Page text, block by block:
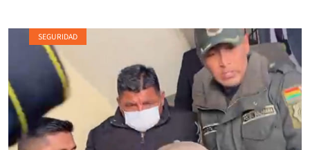
SEGURIDAD